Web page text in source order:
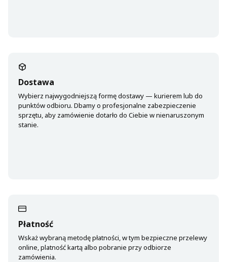
Dostawa
Wybierz najwygodniejszą formę dostawy — kurierem lub do
punktów odbioru. Dbamy o profesjonalne zabezpieczenie
sprzętu, aby zamówienie dotarło do Ciebie w nienaruszonym
stanie.
Płatność
Wskaż wybraną metodę płatności, w tym bezpieczne przelewy
online, platność kartą albo pobranie przy odbiorze
zamówienia.